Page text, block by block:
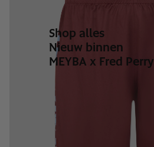
Shop alles
Nieuw binnen
MEYBA x Fred Perry